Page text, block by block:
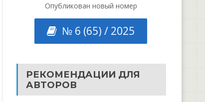
Опубликован новый номер
№ 6 (65) / 2025
РЕКОМЕНДАЦИИ ДЛЯ
АВТОРОВ